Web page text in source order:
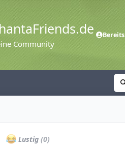
Community
Lustig (0)